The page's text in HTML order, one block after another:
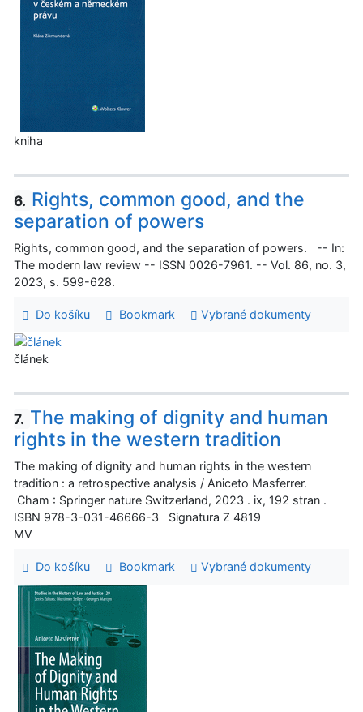
kniha
6. Rights, common good, and the
separation of powers
Rights, common good, and the separation of powers. -- In:
The modern law review -- ISSN 0026-7961. -- Vol. 86, no. 3,
2023, s. 599-628.
Do košíku Bookmark Vybrané dokumenty
článek
7. The making of dignity and human
rights in the western tradition
The making of dignity and human rights in the western
tradition : a retrospective analysis / Aniceto Masferrer.
Cham : Springer nature Switzerland, 2023 . ix, 192 stran .
ISBN 978-3-031-46666-3 Signatura Z 4819
MV
Do košíku Bookmark Vybrané dokumenty